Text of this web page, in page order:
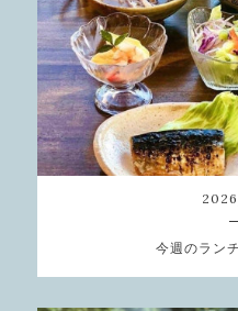
2026
今週のラン